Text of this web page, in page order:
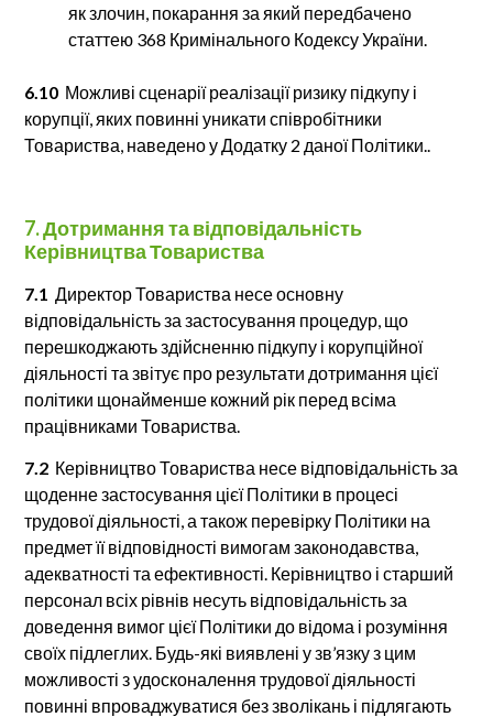
як злочин, покарання за який передбачено
статтею 368 Кримінального Кодексу України.
6.10 Можливі сценарії реалізації ризику підкупу і
корупції, яких повинні уникати співробітники
Товариства, наведено у Додатку 2 даної Політики..
7. Дотримання та відповідальність
Керівництва Товариства
7.1 Директор Товариства несе основну
відповідальність за застосування процедур, що
перешкоджають здійсненню підкупу і корупційної
діяльності та звітує про результати дотримання цієї
політики щонайменше кожний рік перед всіма
працівниками Товариства.
7.2 Керівництво Товариства несе відповідальність за
щоденне застосування цієї Політики в процесі
трудової діяльності, а також перевірку Політики на
предмет її відповідності вимогам законодавства,
адекватності та ефективності. Керівництво і старший
персонал всіх рівнів несуть відповідальність за
доведення вимог цієї Політики до відома і розуміння
своїх підлеглих. Будь-які виявлені у зв’язку з цим
можливості з удосконалення трудової діяльності
повинні впроваджуватися без зволікань і підлягають